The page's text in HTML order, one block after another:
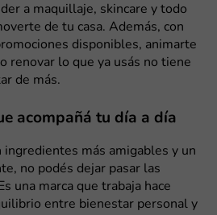
a maquillaje, skincare y todo
de tu casa. Además, con
disponibles, animarte
renovar lo que ya usás no tiene
de más.
acompañá tu día a día
ingredientes más amigables y un
no podés dejar pasar las
una marca que trabaja hace
entre bienestar personal y